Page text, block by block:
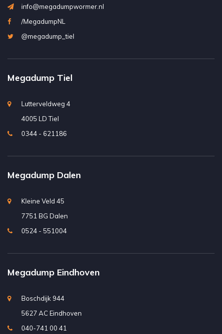
info@megadumpwormer.nl
/MegadumpNL
@megadump_tiel
Megadump Tiel
Lutterveldweg 4
4005 LD Tiel
0344 - 621186
Megadump Dalen
Kleine Veld 45
7751 BG Dalen
0524 - 551004
Megadump Eindhoven
Boschdijk 944
5627 AC Eindhoven
040-741 00 41